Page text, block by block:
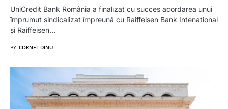
UniCredit Bank România a finalizat cu succes acordarea unui
împrumut sindicalizat împreună cu Raiffeisen Bank Intenational
și Raiffeisen…
BY CORNEL DINU